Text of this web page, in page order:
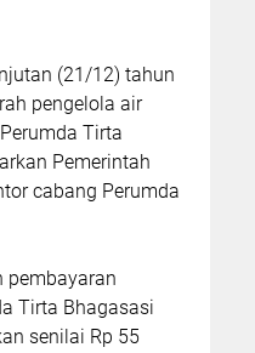
(21/12) tahun
pengelola air
Tirta
Pemerintah
cabang Perumda
pembayaran
Tirta Bhagasasi
senilai Rp 55